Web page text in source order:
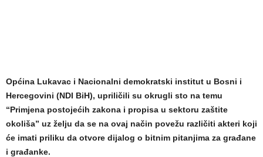
Općina Lukavac i Nacionalni demokratski institut u Bosni i
Hercegovini (NDI BiH), upriličili su okrugli sto na temu
“Primjena postojećih zakona i propisa u sektoru zaštite
okoliša” uz želju da se na ovaj način povežu različiti akteri koji
će imati priliku da otvore dijalog o bitnim pitanjima za građane
i građanke.